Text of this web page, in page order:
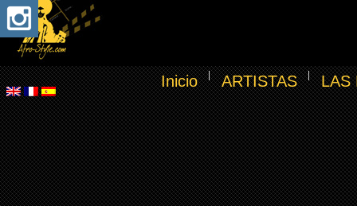
Inicio ARTISTAS LAS